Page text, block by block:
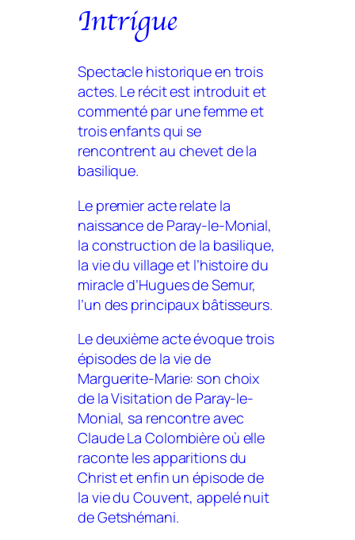
Intrigue
Spectacle historique en trois
actes. Le récit est introduit et
commenté par une femme et
trois enfants qui se
rencontrent au chevet de la
basilique.
Le premier acte relate la
naissance de Paray-le-Monial,
la construction de la basilique,
la vie du village et l’histoire du
miracle d’Hugues de Semur,
l’un des principaux bâtisseurs.
Le deuxième acte évoque trois
épisodes de la vie de
Marguerite-Marie: son choix
de la Visitation de Paray-le-
Monial, sa rencontre avec
Claude La Colombière où elle
raconte les apparitions du
Christ et enfin un épisode de
la vie du Couvent, appelé nuit
de Getshémani.